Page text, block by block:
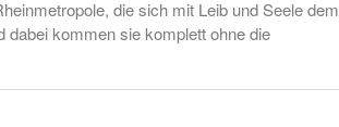
die sich mit Leib und Seele dem
dabei kommen sie komplett ohne die